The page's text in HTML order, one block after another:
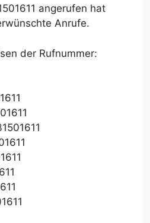
angerufen hat
Anrufe.
der Rufnummer: